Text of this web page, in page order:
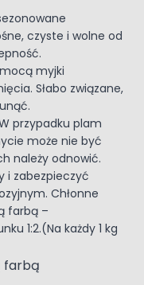
czyste i wolne od
myjki
Słabo związane,
przypadku plam
może nie być
należy odnowić.
i zabezpieczyć
Chłonne
farbą –
1:2.(Na każdy 1 kg